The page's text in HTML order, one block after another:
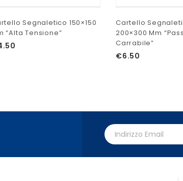
Segnaletico 150×150
“Alta Tensione”
Cartello
200×300 Mm
Carrabile”
€6.50